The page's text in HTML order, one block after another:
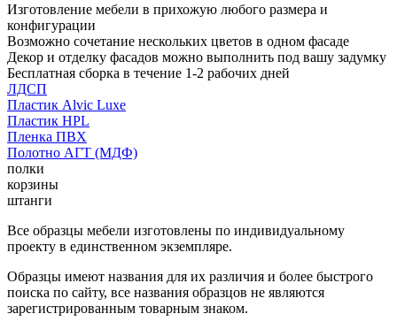
Изготовление мебели в прихожую любого размера и
конфигурации
Возможно сочетание нескольких цветов в одном фасаде
Декор и отделку фасадов можно выполнить под вашу задумку
Бесплатная сборка в течение 1-2 рабочих дней
ЛДСП
Пластик Alvic Luxe
Пластик HPL
Пленка ПВХ
Полотно АГТ (МДФ)
полки
корзины
штанги
Все образцы мебели изготовлены по индивидуальному
проекту в единственном экземпляре.
Образцы имеют названия для их различия и более быстрого
поиска по сайту, все названия образцов не являются
зарегистрированным товарным знаком.